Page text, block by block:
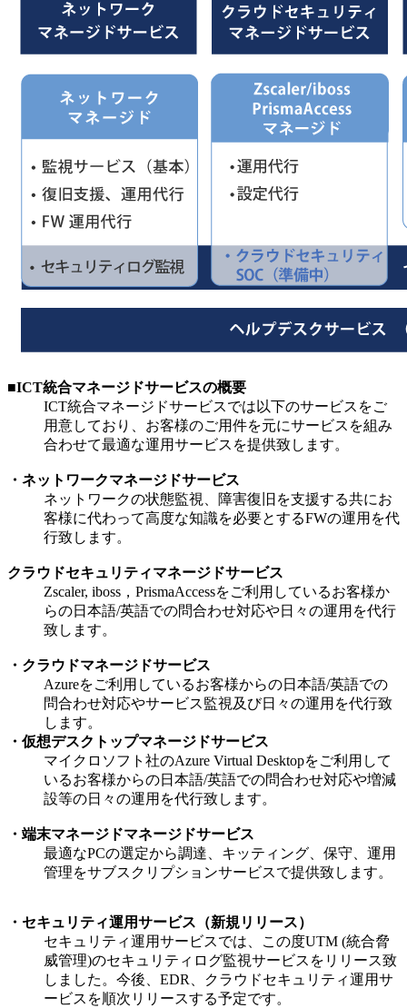
■ICT統合マネージドサービスの概要
ICT統合マネージドサービスでは以下のサービスをご
用意しており、お客様のご用件を元にサービスを組み
合わせて最適な運用サービスを提供致します。
・ネットワークマネージドサービス
ネットワークの状態監視、障害復旧を支援する共にお
客様に代わって高度な知識を必要とするFWの運用を代
行致します。
クラウドセキュリティマネージドサービス
Zscaler, iboss，PrismaAccessをご利用しているお客様か
らの日本語/英語での問合わせ対応や日々の運用を代行
致します。
・クラウドマネージドサービス
Azureをご利用しているお客様からの日本語/英語での
問合わせ対応やサービス監視及び日々の運用を代行致
します。
・仮想デスクトップマネージドサービス
マイクロソフト社のAzure Virtual Desktopをご利用して
いるお客様からの日本語/英語での問合わせ対応や増減
設等の日々の運用を代行致します。
・端末マネージドマネージドサービス
最適なPCの選定から調達、キッティング、保守、運用
管理をサブスクリプションサービスで提供致します。
・セキュリティ運用サービス（新規リリース）
セキュリティ運用サービスでは、この度UTM (統合脅
威管理)のセキュリティログ監視サービスをリリース致
しました。今後、EDR、クラウドセキュリティ運用サ
ービスを順次リリースする予定です。